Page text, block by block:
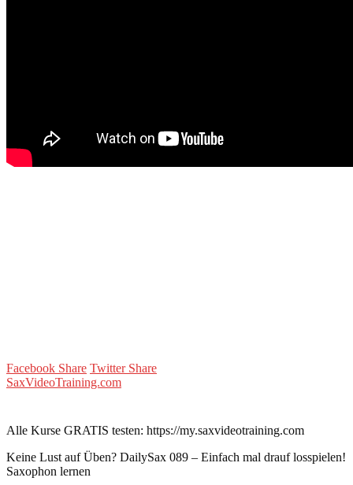
Facebook Share Twitter Share
SaxVideoTraining.com
Alle Kurse GRATIS testen: https://my.saxvideotraining.com
Keine Lust auf Üben? DailySax 089 – Einfach mal drauf losspielen!
Saxophon lernen